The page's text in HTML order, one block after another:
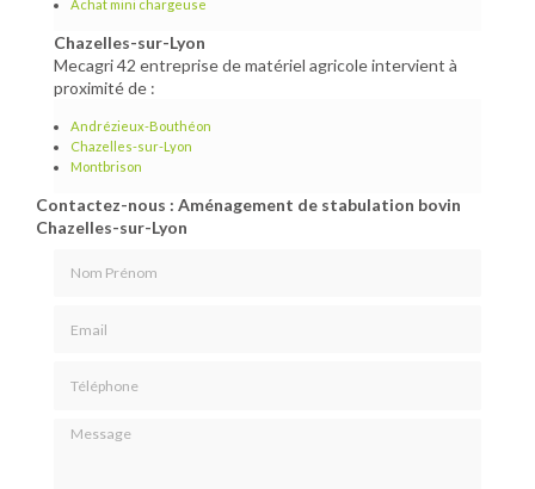
Achat mini chargeuse
Chazelles-sur-Lyon
Mecagri 42 entreprise de matériel agricole intervient à
proximité de :
Andrézieux-Bouthéon
Chazelles-sur-Lyon
Montbrison
Contactez-nous : Aménagement de stabulation bovin
Chazelles-sur-Lyon
Message